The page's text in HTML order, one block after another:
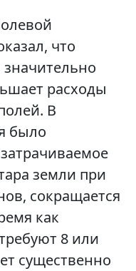
что
расходы
В
было
земли при
сокращается
как
8 или
существенно